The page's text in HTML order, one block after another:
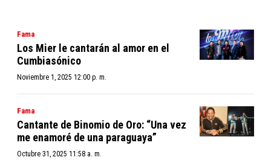
Fama
Los Mier le cantarán al amor en el
Cumbiasónico
Noviembre 1, 2025 12:00 p. m.
Fama
Cantante de Binomio de Oro: “Una vez
me enamoré de una paraguaya”
Octubre 31, 2025 11:58 a. m.